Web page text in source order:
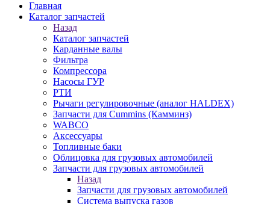
Главная
Каталог запчастей
Назад
Каталог запчастей
Карданные валы
Фильтра
Компрессора
Насосы ГУР
РТИ
Рычаги регулировочные (аналог HALDEX)
Запчасти для Cummins (Камминз)
WABCO
Аксессуары
Топливные баки
Облицовка для грузовых автомобилей
Запчасти для грузовых автомобилей
Назад
Запчасти для грузовых автомобилей
Система выпуска газов